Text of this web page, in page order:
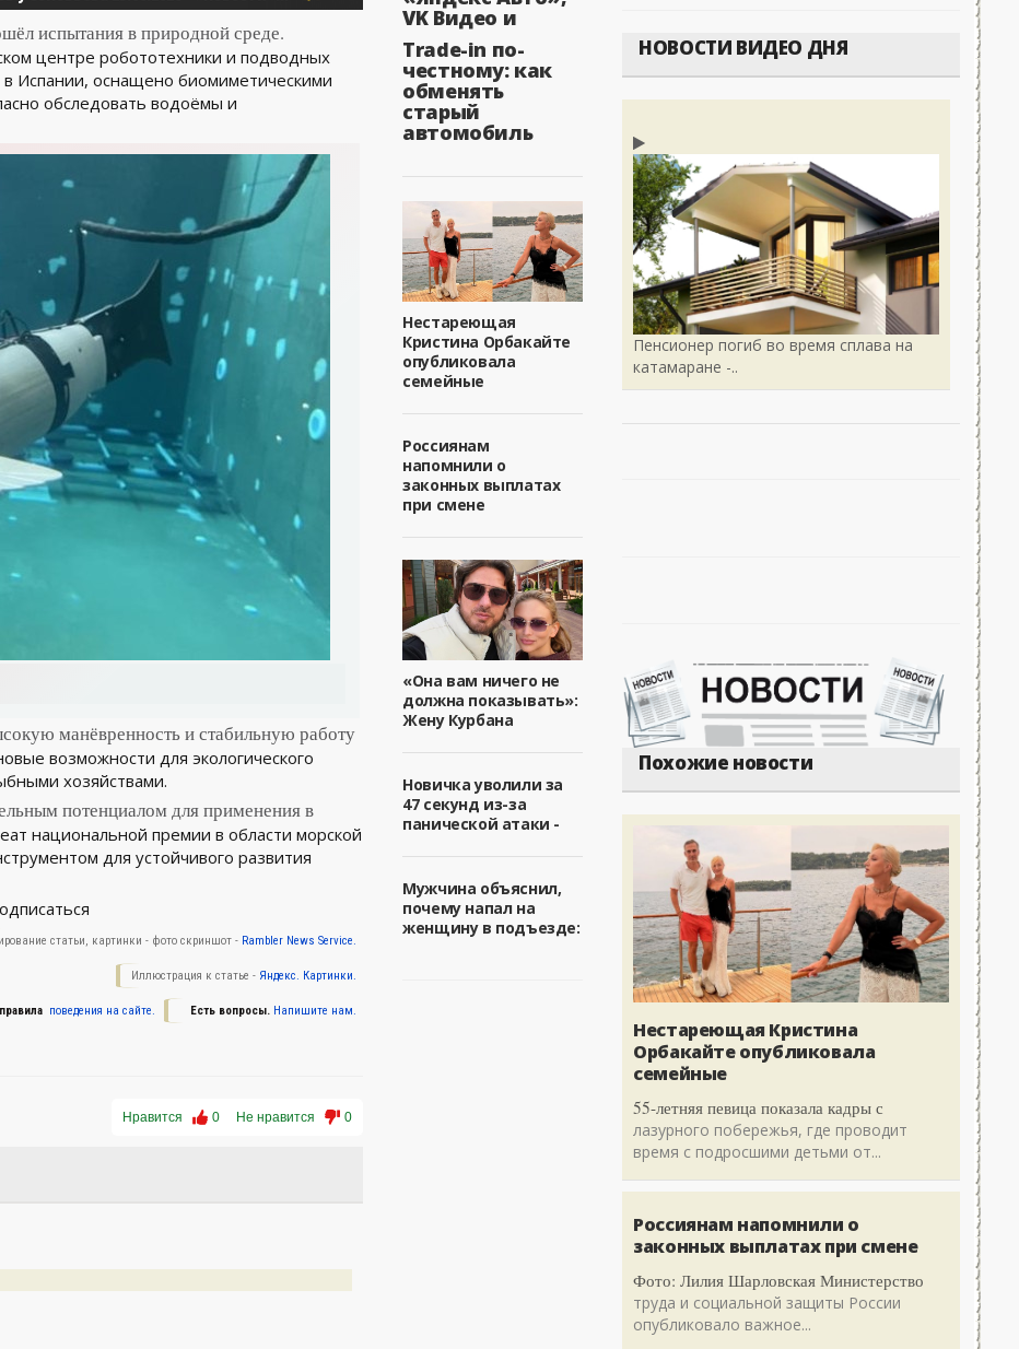
испытания в природной среде.
центре робототехники и подводных
Испании, оснащено биомиметическими
обследовать водоёмы и
манёвренность и стабильную работу
возможности для экологического
хозяйствами.
потенциалом для применения в
национальной премии в области морской
для устойчивого развития
статьи, картинки - фото скриншот - Rambler News Service.
Иллюстрация к статье - Яндекс. Картинки.
Есть вопросы. Напишите нам.
поведения на сайте.
Нравится 0 Не нравится 0
VK Видео и
Trade-in по-
честному: как
обменять
старый
автомобиль
Нестареющая
Кристина Орбакайте
опубликовала
семейные
Россиянам
напомнили о
законных выплатах
при смене
«Она вам ничего не
должна показывать»:
Жену Курбана
Новичка уволили за
47 секунд из-за
панической атаки -
Мужчина объяснил,
почему напал на
женщину в подъезде:
НОВОСТИ ВИДЕО ДНЯ
Пенсионер погиб во время сплава на
катамаране -..
Похожие новости
Нестареющая Кристина
Орбакайте опубликовала
семейные
55-летняя певица показала кадры с
лазурного побережья, где проводит
время с подросшими детьми от...
Россиянам напомнили о
законных выплатах при смене
Фото: Лилия Шарловская Министерство
труда и социальной защиты России
опубликовало важное...